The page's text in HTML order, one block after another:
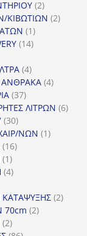
προϊόν
22
προϊόντα
ΚΙΒΩΤΙΩΝ 22
11
προϊόν
1414
44
προϊόντα
ΑΝΘΡΑΚΑ 44
3737
προϊόντα
ΛΙΤΡΩΝ 66
3030
προϊόντα
ΝΩΝ 11
1616
11
προϊόν
44
ΚΑΤΑΨΥΞΗΣ 22
70cm 22
22